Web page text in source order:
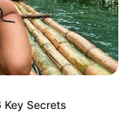
tahun 2018.
Key Secrets